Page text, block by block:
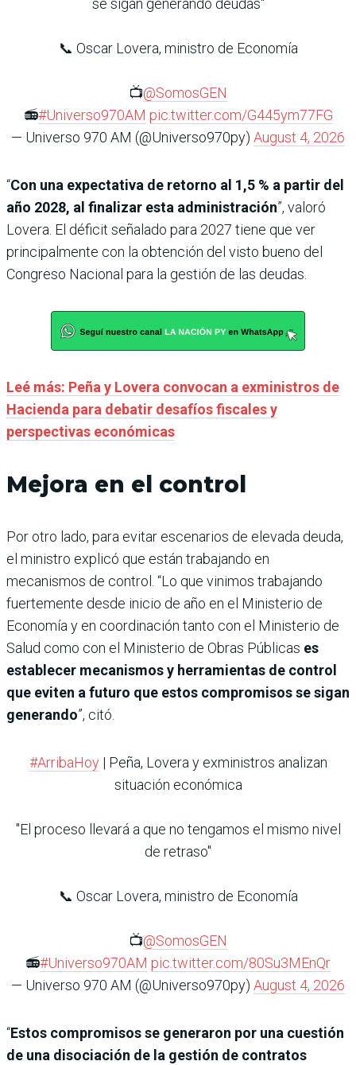
se sigan generando deudas"
📞 Oscar Lovera, ministro de Economía
📺@SomosGEN
📻#Universo970AM pic.twitter.com/G445ym77FG
— Universo 970 AM (@Universo970py) August 4, 2026
“Con una expectativa de retorno al 1,5 % a partir del
año 2028, al finalizar esta administración”, valoró
Lovera. El déficit señalado para 2027 tiene que ver
principalmente con la obtención del visto bueno del
Congreso Nacional para la gestión de las deudas.
Leé más: Peña y Lovera convocan a exministros de
Hacienda para debatir desafíos fiscales y
perspectivas económicas
Mejora en el control
Por otro lado, para evitar escenarios de elevada deuda,
el ministro explicó que están trabajando en
mecanismos de control. “Lo que vinimos trabajando
fuertemente desde inicio de año en el Ministerio de
Economía y en coordinación tanto con el Ministerio de
Salud como con el Ministerio de Obras Públicas es
establecer mecanismos y herramientas de control
que eviten a futuro que estos compromisos se sigan
generando”, citó.
#ArribaHoy| Peña, Lovera y exministros analizan
situación económica
"El proceso llevará a que no tengamos el mismo nivel
de retraso"
📞 Oscar Lovera, ministro de Economía
📺@SomosGEN
📻#Universo970AM pic.twitter.com/80Su3MEnQr
— Universo 970 AM (@Universo970py) August 4, 2026
“Estos compromisos se generaron por una cuestión
de una disociación de la gestión de contratos